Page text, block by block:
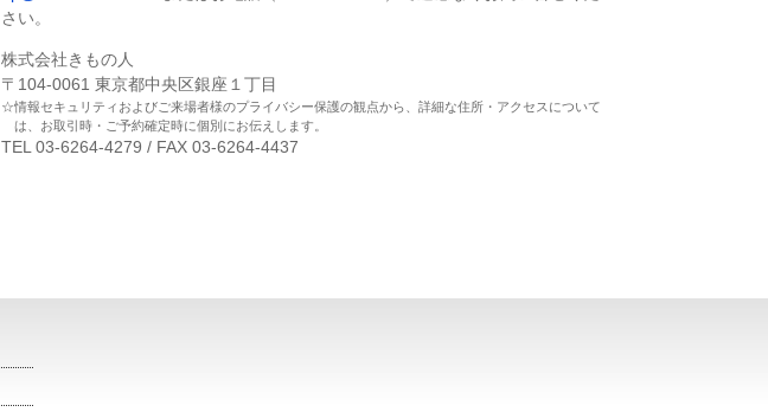
さい。
株式会社きもの人
〒104-0061 東京都中央区銀座１丁目
情報セキュリティおよびご来場者様のプライバシー保護の観点から、詳細な住所・アクセスについて
は、お取引時・ご予約確定時に個別にお伝えします。
TEL 03-6264-4279 / FAX 03-6264-4437